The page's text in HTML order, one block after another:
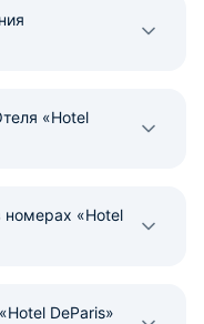
«Hotel
номерах «Hotel
DeParis»